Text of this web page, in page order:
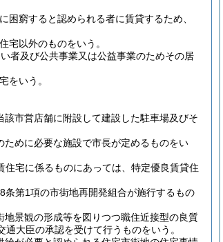
窮すると認められる者に賃貸するため、
以外のものをいう。
者及び公共事業又は公益事業のためその居
をいう。
市営店舗に附設して建設した駐車場及びそ
めに必要な施設で市長が定めるものをい
住宅に係るものにあっては、特定優良賃貸住
条第1項の市街地再開発組合が施行するもの
景観の形成等を図りつつ職住近接型の良質
大臣の承認を受けて行うものをいう。